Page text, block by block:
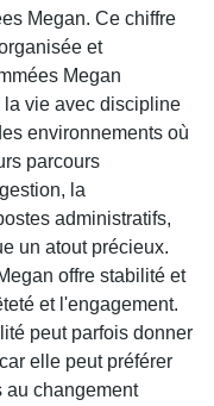
Megan. Ce chiffre
et
Megan
vie avec discipline
environnements où
parcours
la
administratifs,
un atout précieux.
offre stabilité et
et l'engagement.
peut parfois donner
elle peut préférer
au changement